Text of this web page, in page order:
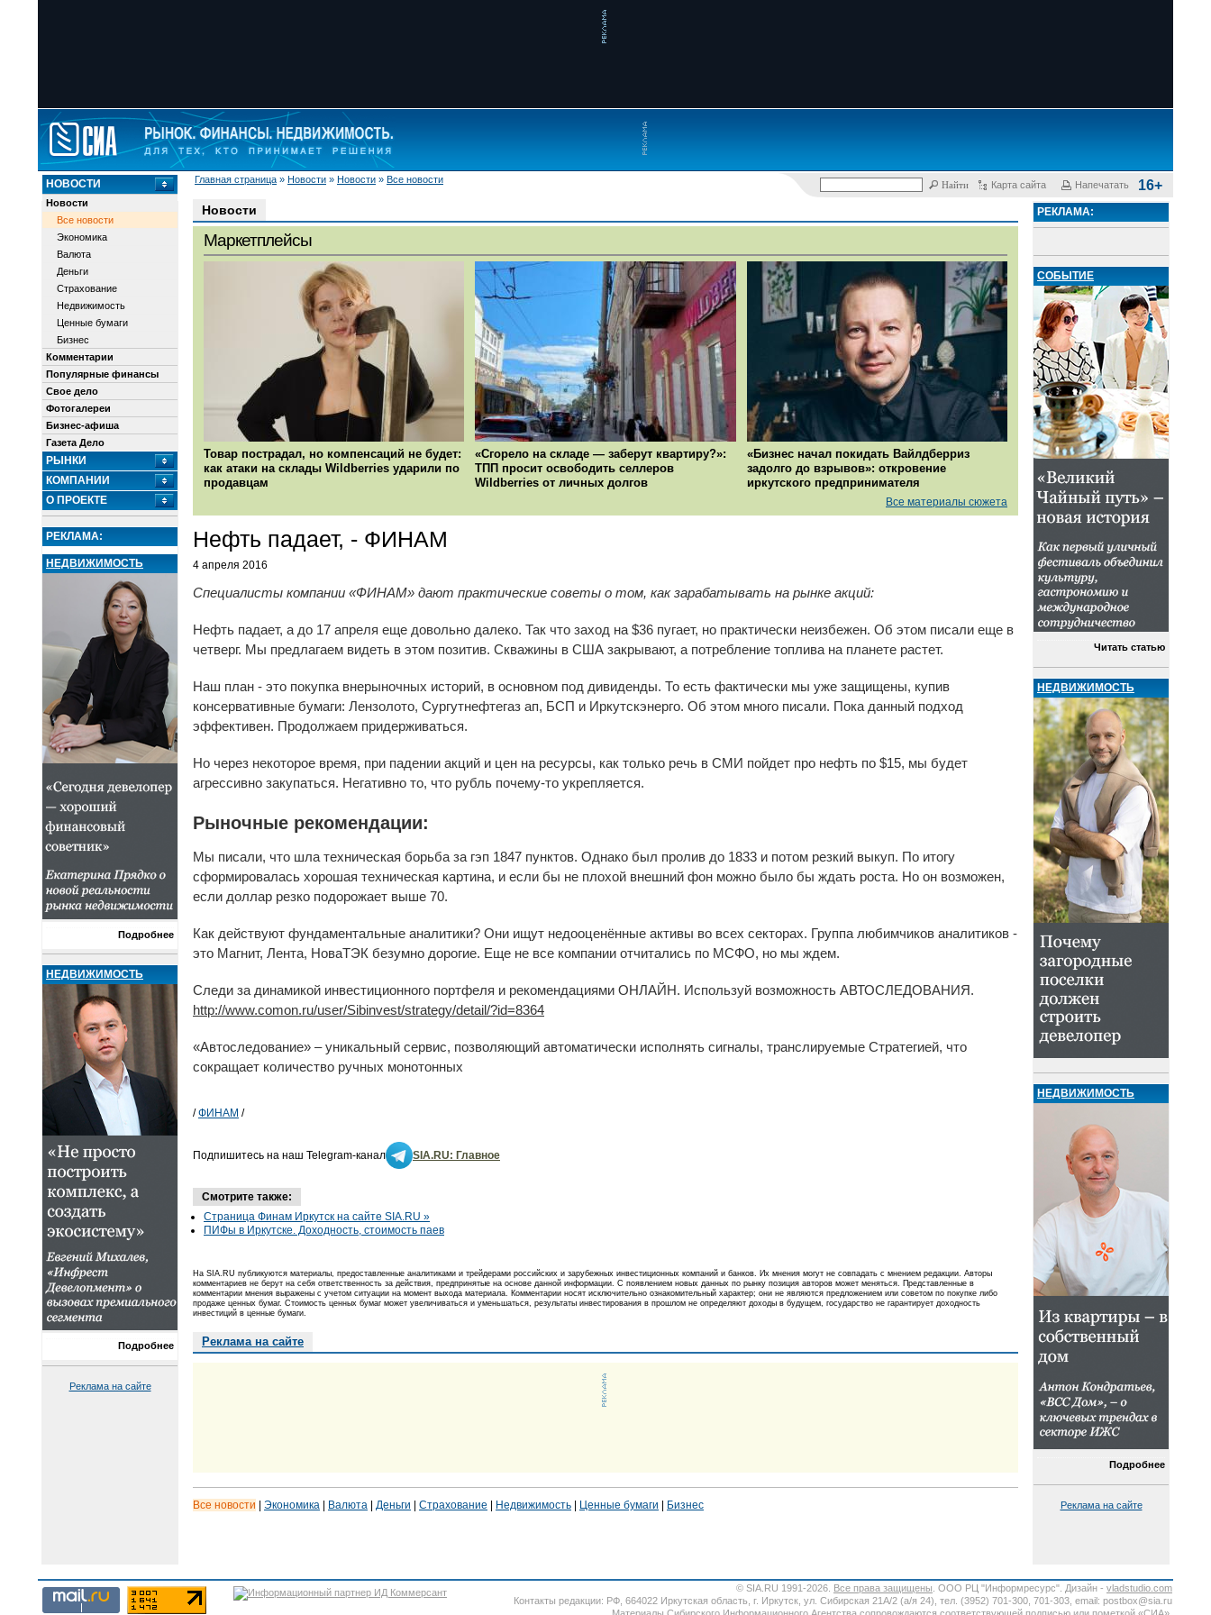
Главная страница » Новости » Новости » Все новости
Карта сайта Напечатать 16+
НОВОСТИ
Новости
Все новости
Экономика
Валюта
Деньги
Страхование
Недвижимость
Ценные бумаги
Бизнес
Комментарии
Популярные финансы
Свое дело
Фотогалереи
Бизнес-афиша
Газета Дело
РЫНКИ
КОМПАНИИ
О ПРОЕКТЕ
РЕКЛАМА:
НЕДВИЖИМОСТЬ
Подробнее
НЕДВИЖИМОСТЬ
Подробнее
Реклама на сайте
Новости
Маркетплейсы
Товар пострадал, но компенсаций не будет:
как атаки на склады Wildberries ударили по
продавцам
«Сгорело на складе — заберут квартиру?»:
ТПП просит освободить селлеров
Wildberries от личных долгов
«Бизнес начал покидать Вайлдберриз
задолго до взрывов»: откровение
иркутского предпринимателя
Все материалы сюжета
Нефть падает, - ФИНАМ
4 апреля 2016
Специалисты компании «ФИНАМ» дают практические советы о том, как зарабатывать на рынке акций:
Нефть падает, а до 17 апреля еще довольно далеко. Так что заход на $36 пугает, но практически неизбежен. Об этом писали еще в
четверг. Мы предлагаем видеть в этом позитив. Скважины в США закрывают, а потребление топлива на планете растет.
Наш план - это покупка внерыночных историй, в основном под дивиденды. То есть фактически мы уже защищены, купив
консервативные бумаги: Лензолото, Сургутнефтегаз ап, БСП и Иркутскэнерго. Об этом много писали. Пока данный подход
эффективен. Продолжаем придерживаться.
Но через некоторое время, при падении акций и цен на ресурсы, как только речь в СМИ пойдет про нефть по $15, мы будет
агрессивно закупаться. Негативно то, что рубль почему-то укрепляется.
Рыночные рекомендации:
Мы писали, что шла техническая борьба за гэп 1847 пунктов. Однако был пролив до 1833 и потом резкий выкуп. По итогу
сформировалась хорошая техническая картина, и если бы не плохой внешний фон можно было бы ждать роста. Но он возможен,
если доллар резко подорожает выше 70.
Как действуют фундаментальные аналитики? Они ищут недооценённые активы во всех секторах. Группа любимчиков аналитиков -
это Магнит, Лента, НоваТЭК безумно дорогие. Еще не все компании отчитались по МСФО, но мы ждем.
Следи за динамикой инвестиционного портфеля и рекомендациями ОНЛАЙН. Используй возможность АВТОСЛЕДОВАНИЯ.
http://www.comon.ru/user/Sibinvest/strategy/detail/?id=8364
«Автоследование» – уникальный сервис, позволяющий автоматически исполнять сигналы, транслируемые Стратегией, что
сокращает количество ручных монотонных
/ФИНАМ /
Подпишитесь на наш Telegram-канал SIA.RU: Главное
Смотрите также:
Страница Финам Иркутск на сайте SIA.RU »
ПИФы в Иркутске. Доходность, стоимость паев
На SIA.RU публикуются материалы, предоставленные аналитиками и трейдерами российских и зарубежных инвестиционных компаний и банков. Их мнения могут не совпадать с мнением редакции. Авторы
комментариев не берут на себя ответственность за действия, предпринятые на основе данной информации. С появлением новых данных по рынку позиция авторов может меняться. Представленные в
комментарии мнения выражены с учетом ситуации на момент выхода материала. Комментарии носят исключительно ознакомительный характер; они не являются предложением или советом по покупке либо
продаже ценных бумаг. Стоимость ценных бумаг может увеличиваться и уменьшаться, результаты инвестирования в прошлом не определяют доходы в будущем, государство не гарантирует доходность
инвестиций в ценные бумаги.
Реклама на сайте
Все новости Экономика Валюта Деньги Страхование Недвижимость Ценные бумаги Бизнес
РЕКЛАМА:
СОБЫТИЕ
Читать статью
НЕДВИЖИМОСТЬ
НЕДВИЖИМОСТЬ
Подробнее
Реклама на сайте
© SIA.RU 1991-2026. Все права защищены . ООО РЦ "Информресурс". Дизайн - vladstudio.com
Контакты редакции: РФ, 664022 Иркутская область, г. Иркутск, ул. Сибирская 21А/2 (а/я 24), тел. (3952) 701-300, 701-303, email: postbox@sia.ru